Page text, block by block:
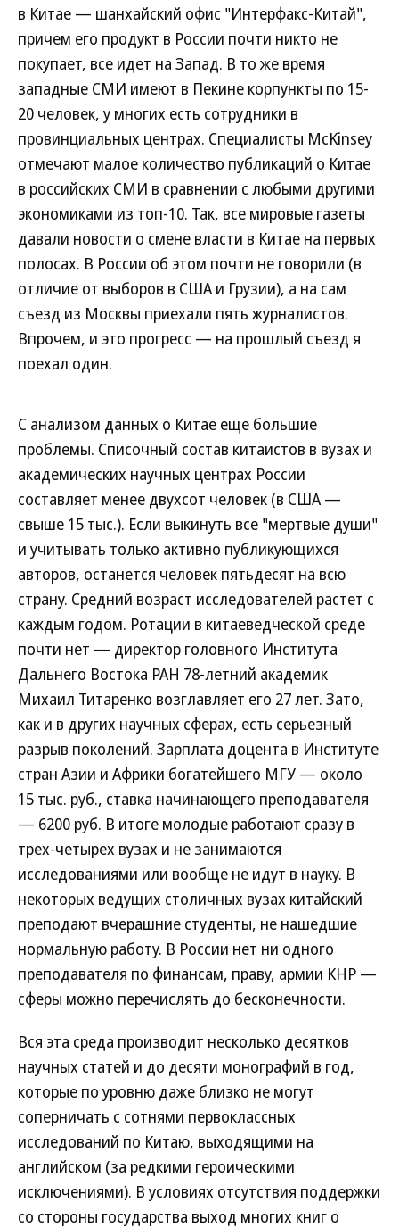
в Китае — шанхайский офис "Интерфакс-Китай",
причем его продукт в России почти никто не
покупает, все идет на Запад. В то же время
западные СМИ имеют в Пекине корпункты по 15-
20 человек, у многих есть сотрудники в
провинциальных центрах. Специалисты McKinsey
отмечают малое количество публикаций о Китае
в российских СМИ в сравнении с любыми другими
экономиками из топ-10. Так, все мировые газеты
давали новости о смене власти в Китае на первых
полосах. В России об этом почти не говорили (в
отличие от выборов в США и Грузии), а на сам
съезд из Москвы приехали пять журналистов.
Впрочем, и это прогресс — на прошлый съезд я
поехал один.
С анализом данных о Китае еще большие
проблемы. Списочный состав китаистов в вузах и
академических научных центрах России
составляет менее двухсот человек (в США —
свыше 15 тыс.). Если выкинуть все "мертвые души"
и учитывать только активно публикующихся
авторов, останется человек пятьдесят на всю
страну. Средний возраст исследователей растет с
каждым годом. Ротации в китаеведческой среде
почти нет — директор головного Института
Дальнего Востока РАН 78-летний академик
Михаил Титаренко возглавляет его 27 лет. Зато,
как и в других научных сферах, есть серьезный
разрыв поколений. Зарплата доцента в Институте
стран Азии и Африки богатейшего МГУ — около
15 тыс. руб., ставка начинающего преподавателя
— 6200 руб. В итоге молодые работают сразу в
трех-четырех вузах и не занимаются
исследованиями или вообще не идут в науку. В
некоторых ведущих столичных вузах китайский
преподают вчерашние студенты, не нашедшие
нормальную работу. В России нет ни одного
преподавателя по финансам, праву, армии КНР —
сферы можно перечислять до бесконечности.
Вся эта среда производит несколько десятков
научных статей и до десяти монографий в год,
которые по уровню даже близко не могут
соперничать с сотнями первоклассных
исследований по Китаю, выходящими на
английском (за редкими героическими
исключениями). В условиях отсутствия поддержки
со стороны государства выход многих книг о